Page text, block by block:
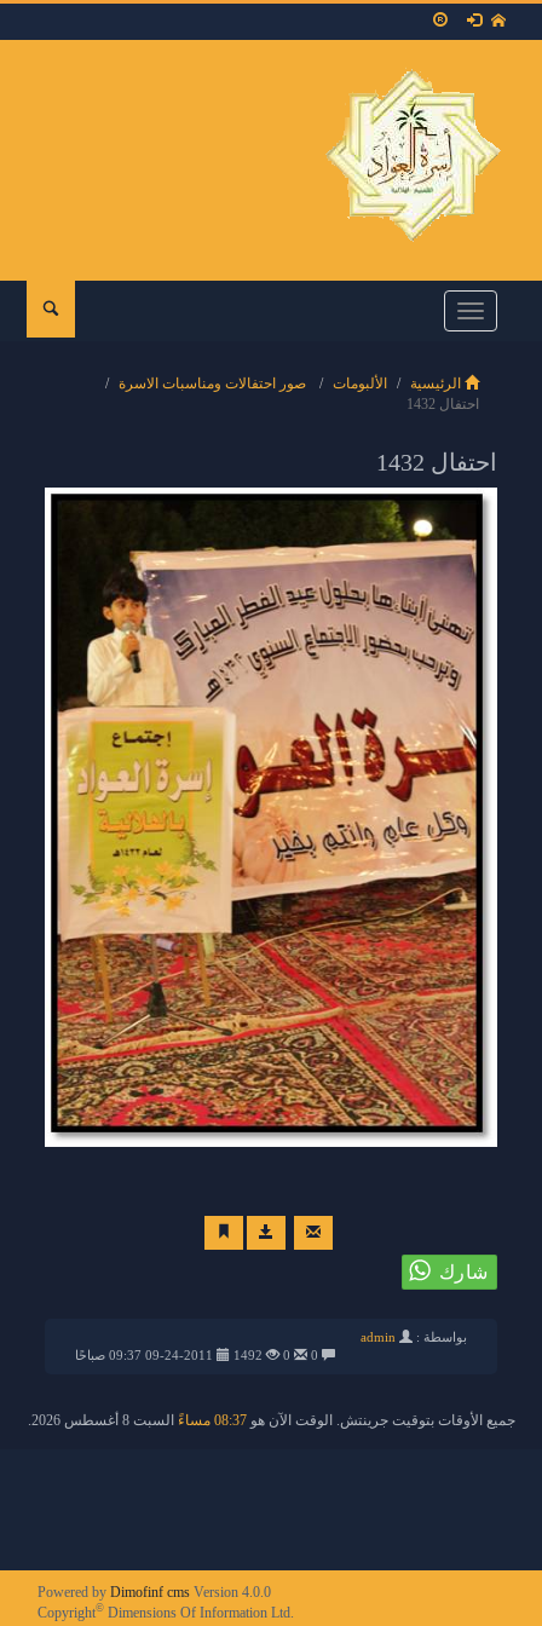
Toggle
navigation
الرئيسية الألبومات
صور احتفالات ومناسبات الاسرة
احتفال 1432
احتفال 1432
بواسطة :
admin
0
0
1492 09-24-2011 09:37 صباحًا
جميع الأوقات بتوقيت جرينتش. الوقت الآن هو08:37 مساءً السبت 8 أغسطس 2026.
Powered byDimofinf cms Version 4.0.0
Copyright© Dimensions Of Information Ltd.